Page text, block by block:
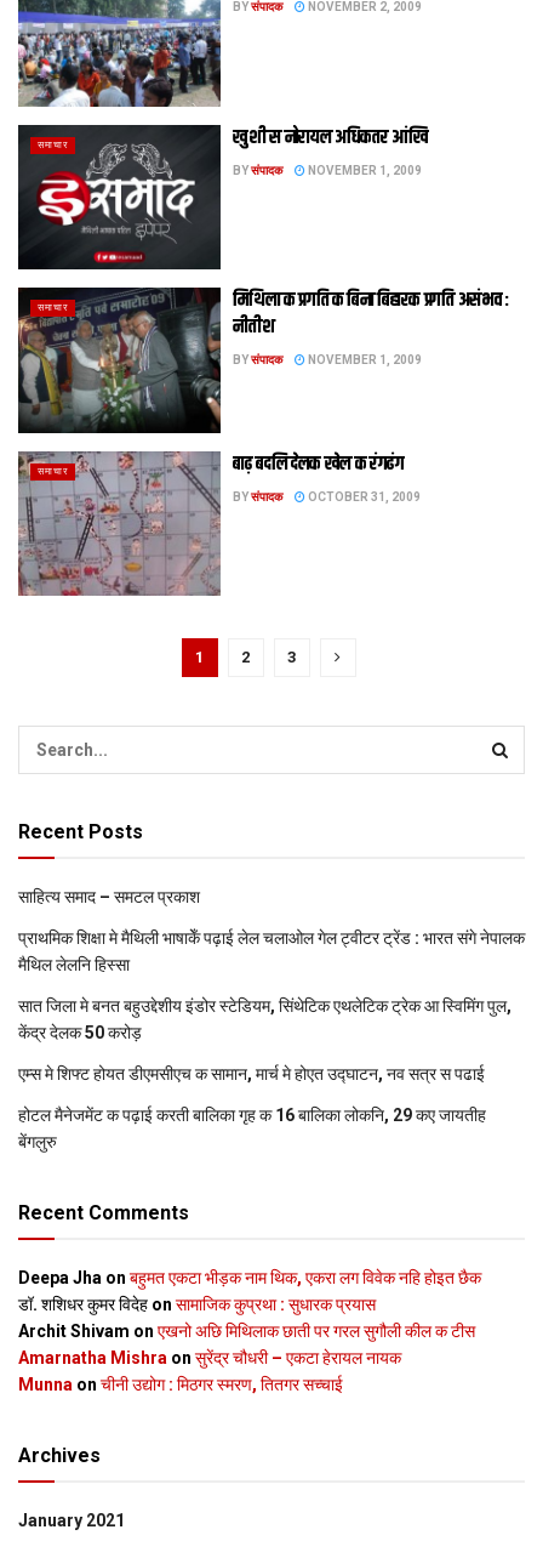
BYसंपादक NOVEMBER 2, 2009
समाचार खुशी स नोरायल अधिकतर आंखि
BYसंपादक NOVEMBER 1, 2009
समाचार
मिथिला क प्रगति क बिना बिहारक प्रगति असंभव :
नीतीश
BYसंपादक NOVEMBER 1, 2009
समाचार बाढ़ बदलि देलक खेल क रंगढंग
BYसंपादक OCTOBER 31, 2009
1 2 3
Recent Posts
साहित्य समाद – समटल प्रकाश
प्राथमिक शि‍क्षा मे मैथि‍ली भाषाकेँ पढ़ाई लेल चलाओल गेल ट्वीटर ट्रेंड : भारत संगे नेपालक
मैथिल लेलनि हिस्सा
सात जिला मे बनत बहुउद्देशीय इंडोर स्‍टेडि‍यम, सिंथेटिक एथलेटिक ट्रेक आ स्विमिंग पुल,
केंद्र देलक 50 करोड़
एम्स मे शिफ्ट होयत डीएमसीएच क सामान, मार्च मे होएत उद्घाटन, नव सत्र स पढाई
होटल मैनेजमेंट क पढ़ाई करती बालिका गृह क 16 बालिका लोकनि, 29 कए जायतीह
बेंगलुरु
Recent Comments
Deepa Jha on बहुमत एकटा भीड़क नाम थिक, एकरा लग विवेक नहि होइत छैक
डॉ. शशिधर कुमर विदेह on सामाजिक कुप्रथा : सुधारक प्रयास
Archit Shivam on एखनो अछि मिथिलाक छाती पर गरल सुगौली कील क टीस
Amarnatha Mishra on सुरेंद्र चौधरी – एकटा हेरायल नायक
Munna on चीनी उद्योग : मिठगर स्‍मरण, तितगर सच्‍चाई
Archives
January 2021